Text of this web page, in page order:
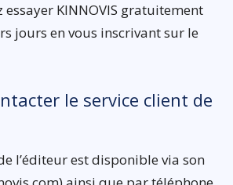
essayer KINNOVIS gratuitement
jours en vous inscrivant sur le
le service client de
l’éditeur est disponible via son